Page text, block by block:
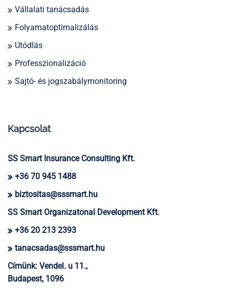
Vállalati tanácsadás
Folyamatoptimalizálás
Utódlás
Professzionalizáció
Sajtó- és jogszabálymonitoring
Kapcsolat
SS Smart Insurance Consulting Kft.
+36 70 945 1488
biztositas@sssmart.hu
SS Smart Organizatonal Development Kft.
+36 20 213 2393
tanacsadas@sssmart.hu
Címünk: Vendel. u 11.,
Budapest, 1096